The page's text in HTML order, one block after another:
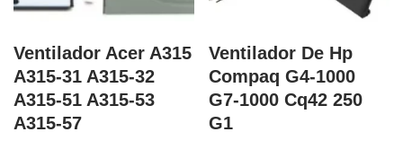
Ventilador Acer A315
A315-31 A315-32
A315-51 A315-53
A315-57
Ventilador De Hp
Compaq G4-1000
G7-1000 Cq42 250
G1